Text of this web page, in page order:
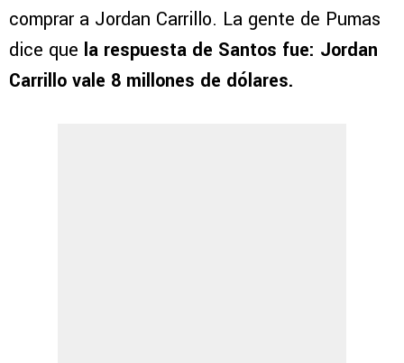
comprar a Jordan Carrillo. La gente de Pumas
dice que la respuesta de Santos fue: Jordan
Carrillo vale 8 millones de dólares.